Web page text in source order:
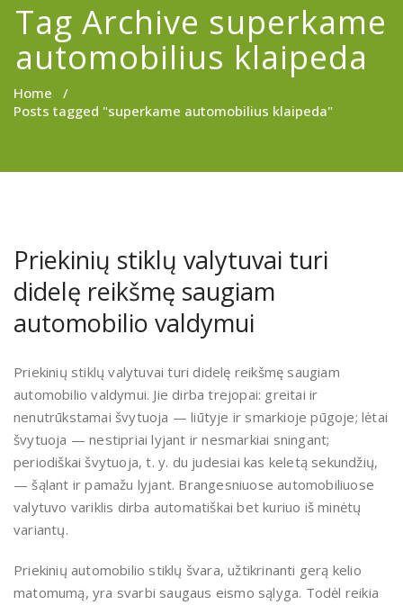
Tag Archive superkame
automobilius klaipeda
Home /
Posts tagged "superkame automobilius klaipeda"
Priekinių stiklų valytuvai turi
didelę reikšmę saugiam
automobilio valdymui
Priekinių stiklų valytuvai turi didelę reikšmę saugiam
automobilio valdymui. Jie dirba trejopai: greitai ir
nenutrūkstamai švytuoja — liūtyje ir smarkioje pūgoje; lėtai
švytuoja — nestipriai lyjant ir nesmarkiai sningant;
periodiškai švytuoja, t. y. du judesiai kas keletą sekundžių,
— šąlant ir pamažu lyjant. Brangesniuose automobiliuose
valytuvo variklis dirba automatiškai bet kuriuo iš minėtų
variantų.
Priekinių automobilio stiklų švara, užtikrinanti gerą kelio
matomumą, yra svarbi saugaus eismo sąlyga. Todėl reikia